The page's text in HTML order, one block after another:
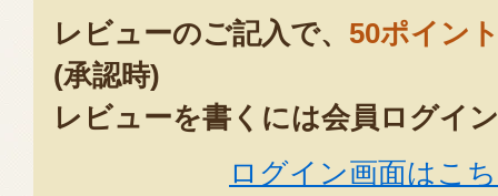
レビューのご記入で、 50ポイン
(承認時)
レビューを書くには会員ログイ
ログイン画面はこ